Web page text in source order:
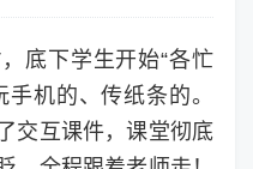
底下学生开始“各忙
机的、传纸条的。
交互课件，课堂彻底